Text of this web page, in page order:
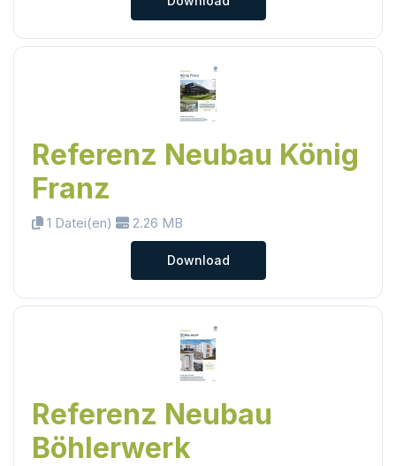
Referenz Neubau König
Franz
1 Datei(en) 2.26 MB
Download
Referenz Neubau
Böhlerwerk